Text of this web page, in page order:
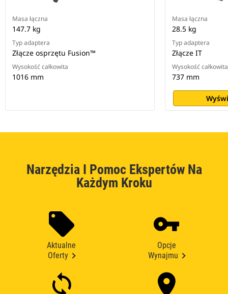
Masa łączna
147.7 kg
Typ adaptera
Złącze osprzętu Fusion™
Wysokość całkowita
1016 mm
Masa łączna
28.5 kg
Typ adaptera
Złącze IT
Wysokość całkowita
737 mm
Narzędzia I Pomoc Ekspertów Na
Każdym Kroku
Aktualne
Oferty
Opcje
Wynajmu